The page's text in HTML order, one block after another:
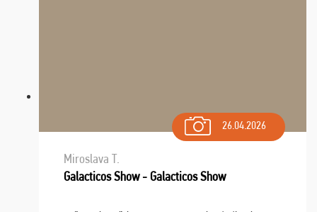
26.04.2026
Miroslava T.
Galacticos Show - Galacticos Show